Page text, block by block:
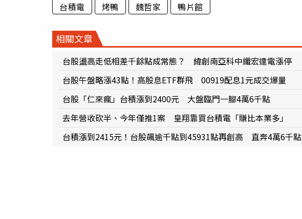
台積電 烤鴨 魏哲家 鴨片館
相關文章
台股盪高走低相差千餘點成常態？ 緯創南亞科中纖宏達電漲停
台股午盤略漲43點！高股息ETF群飛 00919配息1元成交爆量
台股「仁來瘋」台積漲到2400元 大盤臨門一腳4萬6千點
去年營收砍半、今年僅推1案 皇翔靠買台積電「賺比本業多」
台積漲到2415元！台股飆逾千點到45931點再創高 直奔4萬6千點